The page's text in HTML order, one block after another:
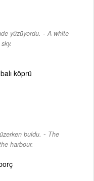
yüzüyordu. - A white
köprü
buldu. - The
harbour.